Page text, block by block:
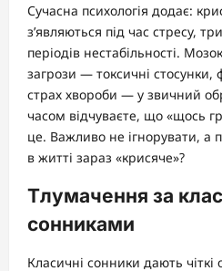
Сучасна психологія додає:
з’являються під час стресу,
періодів нестабільності.
загрози — токсичні стосунки,
страх хвороби — у звичний
часом відчуваєте, що «щось
це. Важливо не ігнорувати, а
в житті зараз «крисяче»?
Тлумачення за
сонниками
Класичні сонники дають чіткі